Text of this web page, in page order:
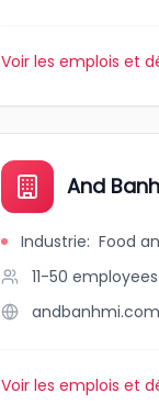
Voir les emplois et
And
Industrie: Food
11-50 employees
andbanhmi.com
Voir les emplois et